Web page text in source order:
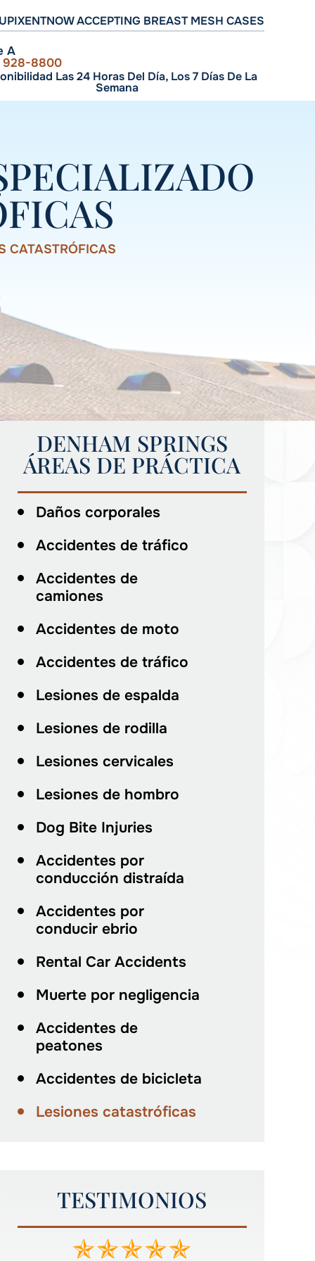
NOW ACCEPTING BREAST MESH CASES
A
928-8800
Las 24 Horas Del Día, Los 7 Días De La
Semana
CATASTRÓFICAS
DENHAM SPRINGS
ÁREAS DE PRÁCTICA
Daños corporales
Accidentes de tráfico
Accidentes de
camiones
Accidentes de moto
Accidentes de tráfico
Lesiones de espalda
Lesiones de rodilla
Lesiones cervicales
Lesiones de hombro
Dog Bite Injuries
Accidentes por
conducción distraída
Accidentes por
conducir ebrio
Rental Car Accidents
Muerte por negligencia
Accidentes de
peatones
Accidentes de bicicleta
Lesiones catastróficas
TESTIMONIOS